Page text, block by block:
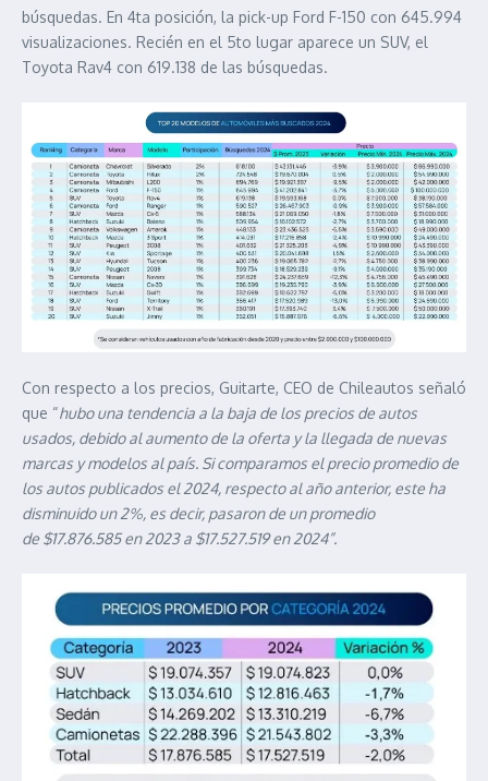
búsquedas. En 4ta posición, la pick-up Ford F-150 con 645.994
visualizaciones. Recién en el 5to lugar aparece un SUV, el
Toyota Rav4 con 619.138 de las búsquedas.
Con respecto a los precios, Guitarte, CEO de Chileautos señaló
que “hubo una tendencia a la baja de los precios de autos
usados, debido al aumento de la oferta y la llegada de nuevas
marcas y modelos al país. Si comparamos el precio promedio de
los autos publicados el 2024, respecto al año anterior, este ha
disminuido un 2%, es decir, pasaron de un promedio
de $17.876.585 en 2023 a $17.527.519 en 2024”.